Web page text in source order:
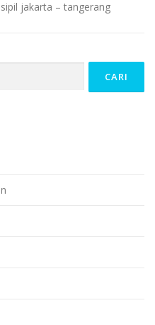
jakarta – tangerang